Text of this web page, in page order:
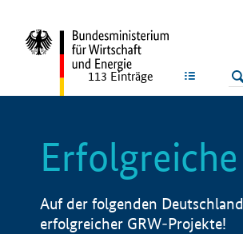
LISTE
113 Einträge
Auf der folgenden
erfolgreicher GRW-Projekte!